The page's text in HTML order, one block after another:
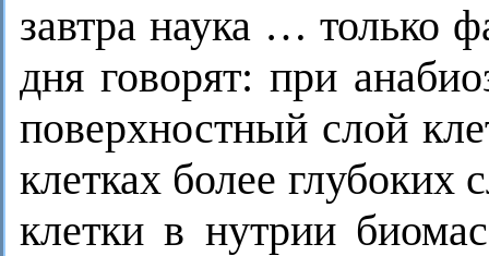
завтра наука … только
дня говорят: при
поверхностный слой
клетках более глубоких
клетки в нутрии